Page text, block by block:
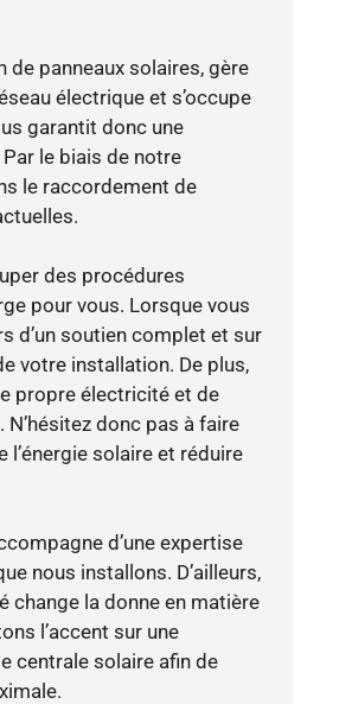
de panneaux solaires, gère
électrique et s’occupe
garantit donc une
le biais de notre
le raccordement de
des procédures
pour vous. Lorsque vous
d’un soutien complet et sur
votre installation. De plus,
propre électricité et de
donc pas à faire
solaire et réduire
d’une expertise
nous installons. D’ailleurs,
change la donne en matière
l’accent sur une
centrale solaire afin de